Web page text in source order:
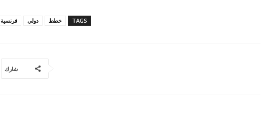
TAGS خطط دولي فرنسية
شارك